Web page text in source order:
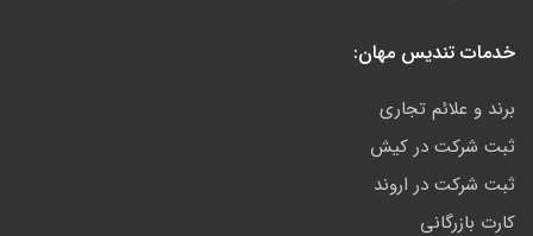
خدمات تندیس مهان:
برند و علائم تجاری
ثبت شرکت در کیش
ثبت شرکت در اروند
کارت بازرگانی